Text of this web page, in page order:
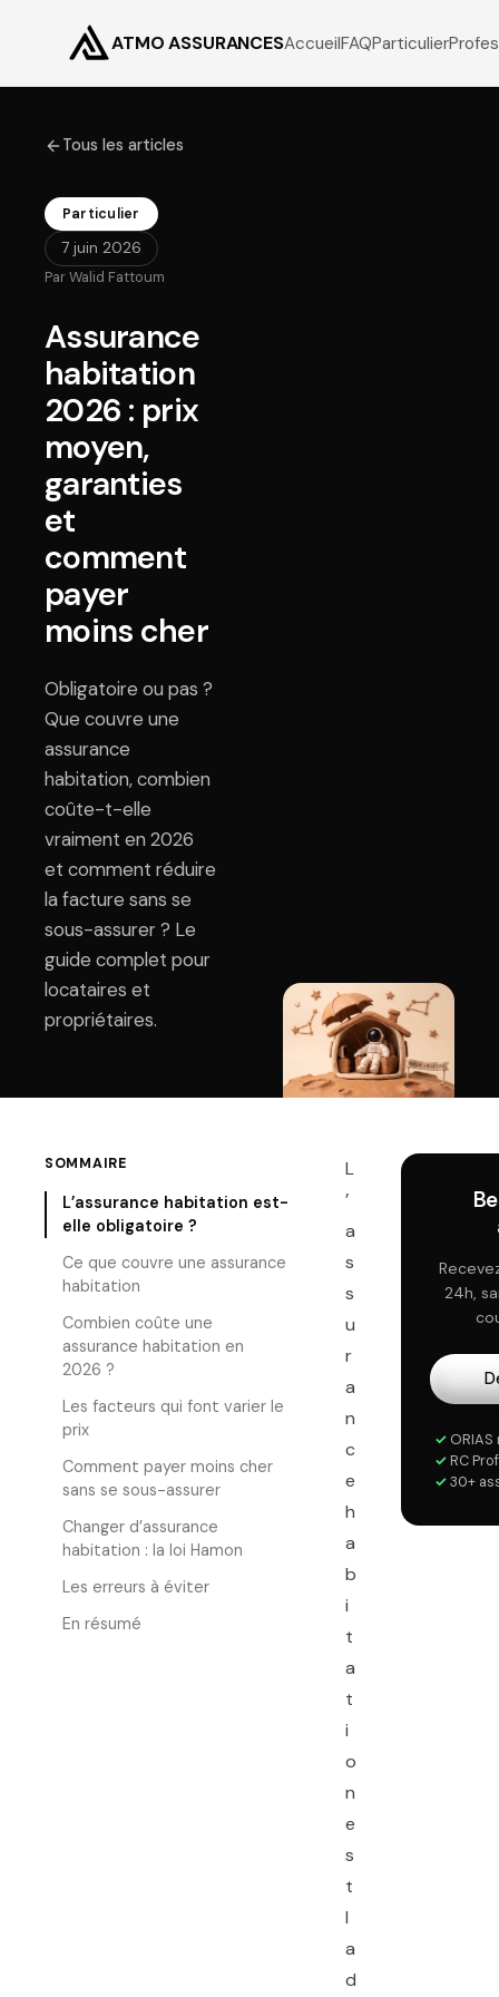
ATMO ASSURANCESAccueilFAQParticulier
Tous les articles
Particulier
7 juin 2026
ParWalid Fattoum
Assurance
habitation
2026 : prix
moyen,
garanties
et
comment
payer
moins cher
Obligatoire ou pas ?
Que couvre une
assurance
habitation, combien
coûte-t-elle
vraiment en 2026
et comment réduire
la facture sans se
sous-assurer ? Le
guide complet pour
locataires et
propriétaires.
SOMMAIRE
L’assurance habitation est-
elle obligatoire ?
Ce que couvre une assurance
habitation
Combien coûte une
assurance habitation en
2026 ?
Les facteurs qui font varier le
prix
Comment payer moins cher
sans se sous-assurer
Changer d’assurance
habitation : la loi Hamon
Les erreurs à éviter
En résumé
L
’
a
s
s
u
r
a
n
c
e
h
a
b
i
t
a
t
i
o
n
e
s
t
l
a
d
24h,
✓
✓ RC
✓ 30+